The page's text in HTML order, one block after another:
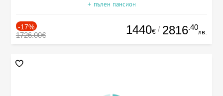
+ пълен пансион
-17%
1726.00€ 1440€ / 2816.40
лв.